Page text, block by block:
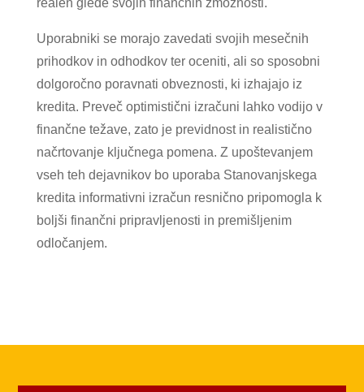
Uporabniki se morajo zavedati svojih mesečnih
prihodkov in odhodkov ter oceniti, ali so sposobni
dolgoročno poravnati obveznosti, ki izhajajo iz
kredita. Preveč optimistični izračuni lahko vodijo v
finančne težave, zato je previdnost in realistično
načrtovanje ključnega pomena. Z upoštevanjem
vseh teh dejavnikov bo uporaba Stanovanjskega
kredita informativni izračun resnično pripomogla k
boljši finančni pripravljenosti in premišljenim
odločanjem.